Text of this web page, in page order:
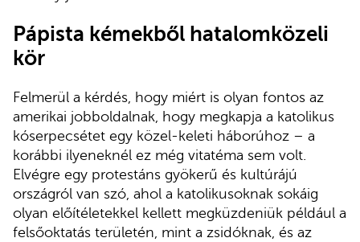
Pápista kémekből hatalomközeli
kör
Felmerül a kérdés, hogy miért is olyan fontos az
amerikai jobboldalnak, hogy megkapja a katolikus
kóserpecsétet egy közel-keleti háborúhoz – a
korábbi ilyeneknél ez még vitatéma sem volt.
Elvégre egy protestáns gyökerű és kultúrájú
országról van szó, ahol a katolikusoknak sokáig
olyan előítéletekkel kellett megküzdeniük például a
felsőoktatás területén, mint a zsidóknak, és az